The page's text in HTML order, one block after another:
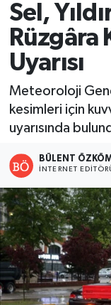
Sel,
Rüzgâra
Uyarısı
Meteoroloji
kesimleri için
uyarısında
BÜLENT
İNTERNET